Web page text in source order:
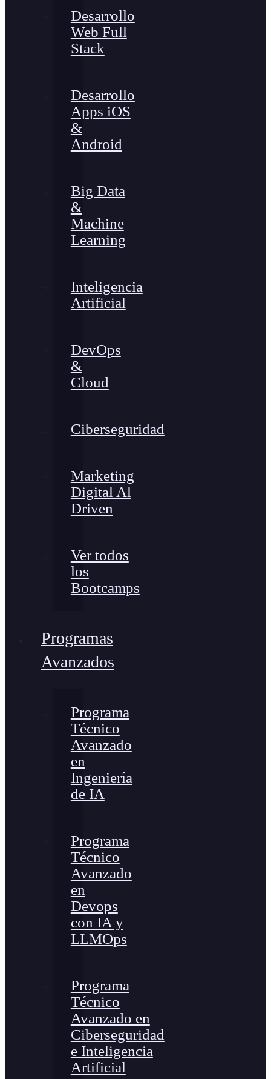
Desarrollo
Web Full
Stack
Desarrollo
Apps iOS
&
Android
Big Data
&
Machine
Learning
Inteligencia
Artificial
DevOps
&
Cloud
Ciberseguridad
Marketing
Digital Al
Driven
Ver todos
los
Bootcamps
Programas
Avanzados
Programa
Técnico
Avanzado
en
Ingeniería
de IA
Programa
Técnico
Avanzado
en
Devops
con IA y
LLMOps
Programa
Técnico
Avanzado en
Ciberseguridad
e Inteligencia
Artificial